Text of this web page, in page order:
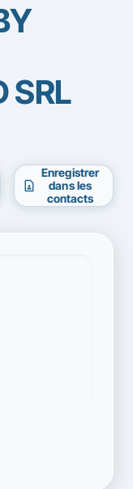
SRL
contact_page
Enregistrer
dans les
contacts